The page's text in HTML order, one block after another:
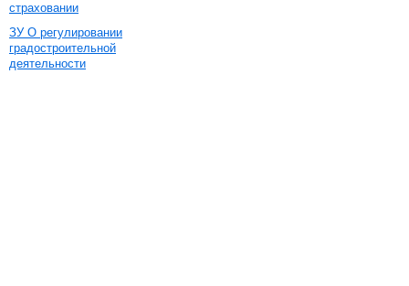
страховании
ЗУ О регулировании
градостроительной
деятельности